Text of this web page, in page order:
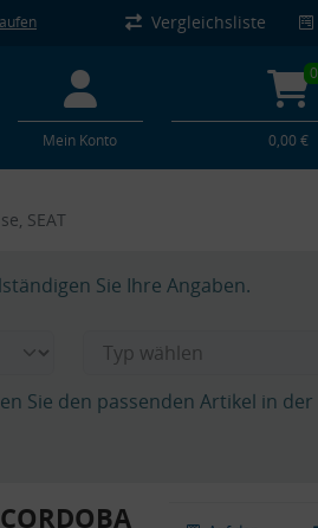
Vergleichsliste
Mein Konto
0
0,00 €
SEAT
Sie Ihre Angaben.
Sie den passenden Artikel in der